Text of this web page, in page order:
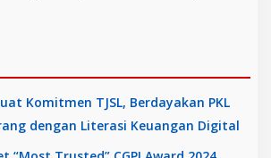
Komitmen TJSL, Berdayakan PKL
dengan Literasi Keuangan Digital